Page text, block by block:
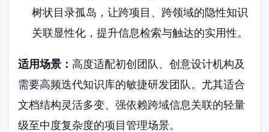
树状目录孤岛，让跨项目、跨领域的隐性知识
关联显性化，提升信息检索与触达的实用性。
适用场景：高度适配初创团队、创意设计机构及
需要高频迭代知识库的敏捷研发团队。尤其适合
文档结构灵活多变、强依赖跨域信息关联的轻量
级至中度复杂度的项目管理场景。